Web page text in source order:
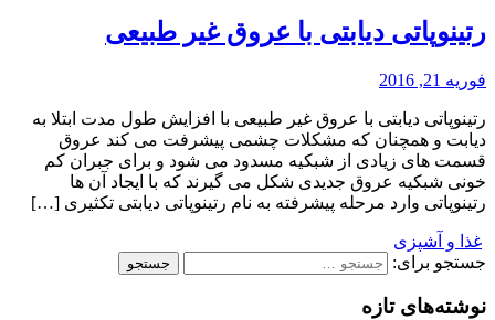
رتینوپاتی دیابتی با عروق غیر طبیعی
فوریه 21, 2016
رتینوپاتی دیابتی با عروق غیر طبیعی با افزایش طول مدت ابتلا به
دیابت و همچنان که مشکلات چشمی پیشرفت می کند عروق
قسمت های زیادی از شبکیه مسدود می شود و برای جبران کم
خونی شبکیه عروق جدیدی شکل می گیرند که با ایجاد آن ها
رتینوپاتی وارد مرحله پیشرفته به نام رتینوپاتی دیابتی تکثیری […]
غذا و آشپزی
جستجو برای:
نوشته‌های تازه